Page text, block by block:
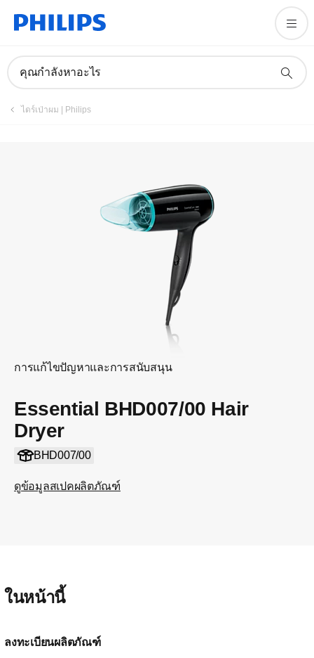
คุณกำลังหาอะไร
ไดร์เป่าผม | Philips
การแก้ไขปัญหาและการสนับสนุน
Essential BHD007/00 Hair
Dryer
BHD007/00
ดูข้อมูลสเปคผลิตภัณฑ์
ในหน้านี้
ลงทะเบียนผลิตภัณฑ์